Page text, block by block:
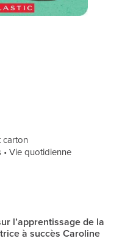
carton
• Vie quotidienne
l’apprentissage de la
à succès Caroline